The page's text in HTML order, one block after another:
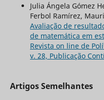
Julia Ángela Gómez
Ferbol Ramírez,
Avaliação de
de matemática em
Revista on line de
v. 28, Publicação
Artigos Semelhantes